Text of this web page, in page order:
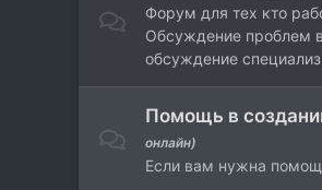
Форум для тех кто
Обсуждение проблем
обсуждение
Помощь в
онлайн)
Если вам нужна